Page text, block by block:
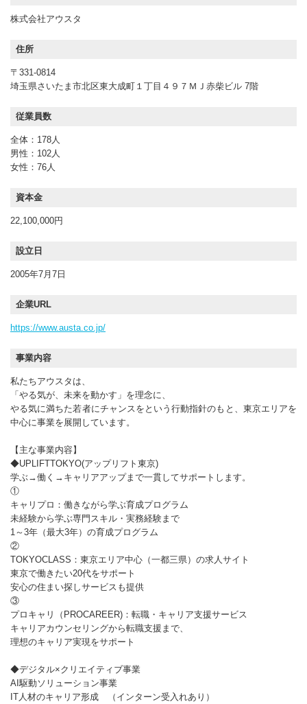
株式会社アウスタ
住所
〒331-0814
埼玉県さいたま市北区東大成町１丁目４９７ＭＪ赤柴ビル 7階
従業員数
全体：178人
男性：102人
女性：76人
資本金
22,100,000円
設立日
2005年7月7日
企業URL
https://www.austa.co.jp/
事業内容
私たちアウスタは、
「やる気が、未来を動かす」を理念に、
やる気に満ちた若者にチャンスをという行動指針のもと、東京エリアを
中心に事業を展開しています。
【主な事業内容】
◆UPLIFTTOKYO(アップリフト東京)
学ぶ→働く→キャリアアップまで一貫してサポートします。
①
キャリプロ：働きながら学ぶ育成プログラム
未経験から学ぶ専門スキル・実務経験まで
1～3年（最大3年）の育成プログラム
②
TOKYOCLASS：東京エリア中心（一都三県）の求人サイト
東京で働きたい20代をサポート
安心の住まい探しサービスも提供
③
プロキャリ（PROCAREER)：転職・キャリア支援サービス
キャリアカウンセリングから転職支援まで、
理想のキャリア実現をサポート
◆デジタル×クリエイティブ事業
AI駆動ソリューション事業
IT人材のキャリア形成 （インターン受入れあり）